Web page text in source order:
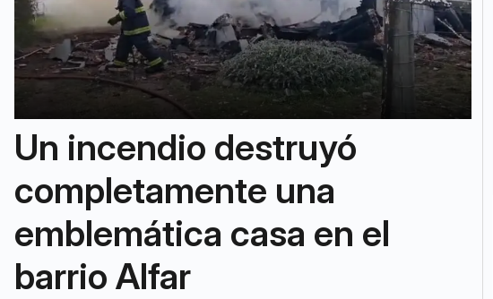
Un incendio destruyó
completamente una
emblemática casa en el
barrio Alfar